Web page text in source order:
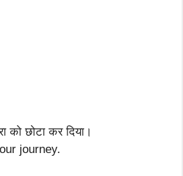
को छोटा कर दिया।
journey.